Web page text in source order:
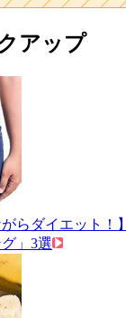
アップ
がらダイエット！
」3選